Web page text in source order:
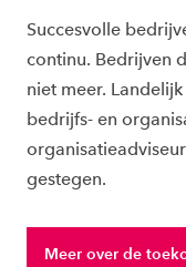
Succesvolle
continu. Bedrijven
niet meer.
bedrijfs- en
gestegen.
Meer over de